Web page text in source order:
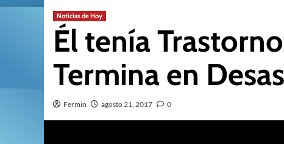
Noticias de Hoy
Él tenía
Termina en
Fermin agosto 21, 2017 0